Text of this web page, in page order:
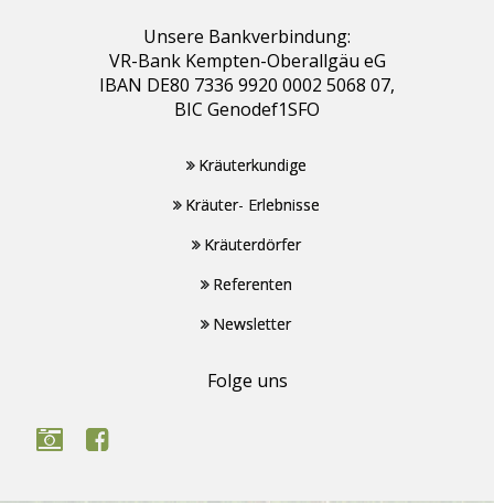
Unsere Bankverbindung:
VR-Bank Kempten-Oberallgäu eG
IBAN DE80 7336 9920 0002 5068 07,
BIC Genodef1SFO
Kräuterkundige
Kräuter- Erlebnisse
Kräuterdörfer
Referenten
Newsletter
Folge uns